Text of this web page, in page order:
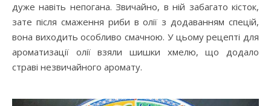
дуже навіть непогана. Звичайно, в ній забагато кісток,
зате після смаження риби в олії з додаванням спецій,
вона виходить особливо смачною. У цьому рецепті для
ароматизації олії взяли шишки хмелю, що додало
страві незвичайного аромату.